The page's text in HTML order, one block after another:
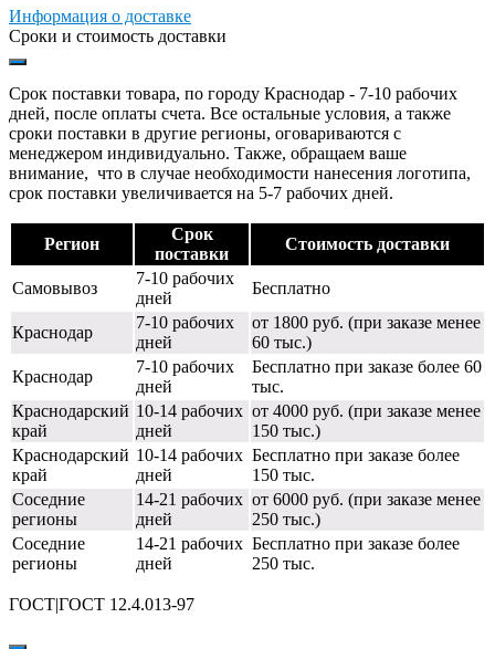
Информация о доставке
Сроки и стоимость доставки
Срок поставки товара, по городу Краснодар - 7-10 рабочих
дней, после оплаты счета. Все остальные условия, а также
сроки поставки в другие регионы, оговариваются с
менеджером индивидуально. Также, обращаем ваше
внимание, что в случае необходимости нанесения логотипа,
срок поставки увеличивается на 5-7 рабочих дней.
Регион
Срок
поставки
Стоимость доставки
Самовывоз
7-10 рабочих
дней
Бесплатно
Краснодар
7-10 рабочих
дней
от 1800 руб. (при заказе менее
60 тыс.)
Краснодар
7-10 рабочих
дней
Бесплатно при заказе более 60
тыс.
Краснодарский
край
10-14 рабочих
дней
от 4000 руб. (при заказе менее
150 тыс.)
Краснодарский
край
10-14 рабочих
дней
Бесплатно при заказе более
150 тыс.
Соседние
регионы
14-21 рабочих
дней
от 6000 руб. (при заказе менее
250 тыс.)
Соседние
регионы
14-21 рабочих
дней
Бесплатно при заказе более
250 тыс.
ГОСТ|ГОСТ 12.4.013-97